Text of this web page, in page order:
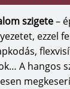
szigete–
ezzel
A hangos